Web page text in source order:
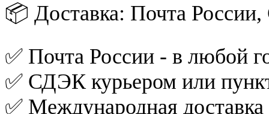
📦 Доставка: Почта
✅ Почта России - в любой
✅ СДЭК курьером или
✅ Международная